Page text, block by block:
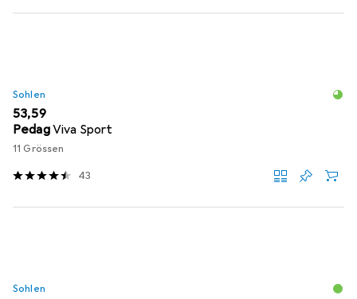
Sohlen
EUR
53,59
PedagViva Sport
11 Grössen
43
Sohlen